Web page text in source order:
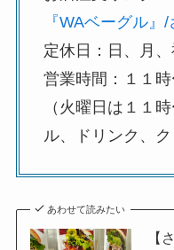
『WAベーグル』
定休日：日、月、
営業時間：１１
（火曜日は１１
ル、ドリンク、ク
あわせて読みたい
【